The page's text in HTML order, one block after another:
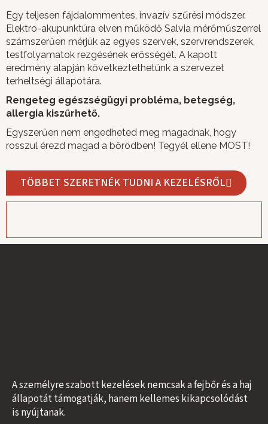
Egy teljesen fájdalommentes, invazív szűrési módszer.
Elektro-akupunktúra elven működő Salvia mérőműszerrel
számszerűen mérjük az egyes szervek, szervrendszerek,
testfolyamatok rezgésének erősségét. A kapott
eredmény alapján következtethetünk a szervezet
terheltségi állapotára.
Rengeteg egészségügyi probléma, betegség,
allergia kiszűrhető.
Egyszerűen nem engedheted meg magadnak, hogy
rosszul érezd magad a bőrödben! Tegyél ellene MOST!
TÖBBET SZERETNÉK TUDNI A KEZELÉSRŐL
A személyre szabott kezelések nemcsak a fejbőr és a haj
állapotát támogatják, hanem kellemes kikapcsolódást
is nyújtanak.